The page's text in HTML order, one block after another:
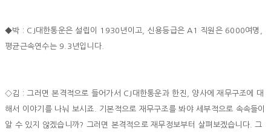
◆박 : CJ대한통운은 설립이 1930년이고, 신용등급은 A1 직원은 6000여명,
평균근속연수는 9.3년입니다.
◇김 : 그러면 본격적으로 들어가서 CJ대한통운과 한진, 양사에 재무구조에 대
해서 이야기를 나눠 보시죠. 기본적으로 재무구조를 봐야 세부적으로 속속들이
알 수 있지 않겠습니까? 그러면 본격적으로 재무정보부터 살펴보겠습니다. 그